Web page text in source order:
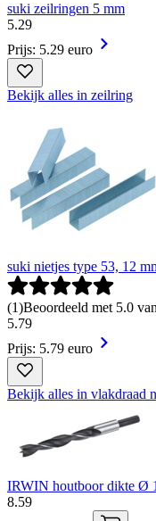
suki zeilringen 5 mm
5.29
Prijs: 5.29 euro
Bekijk alles in zeilring
suki nietjes type 53, 12
(1)Beoordeeld met 5.0
5.79
Prijs: 5.79 euro
Bekijk alles in vlakdraad
IRWIN houtboor dikte Ø
8.59